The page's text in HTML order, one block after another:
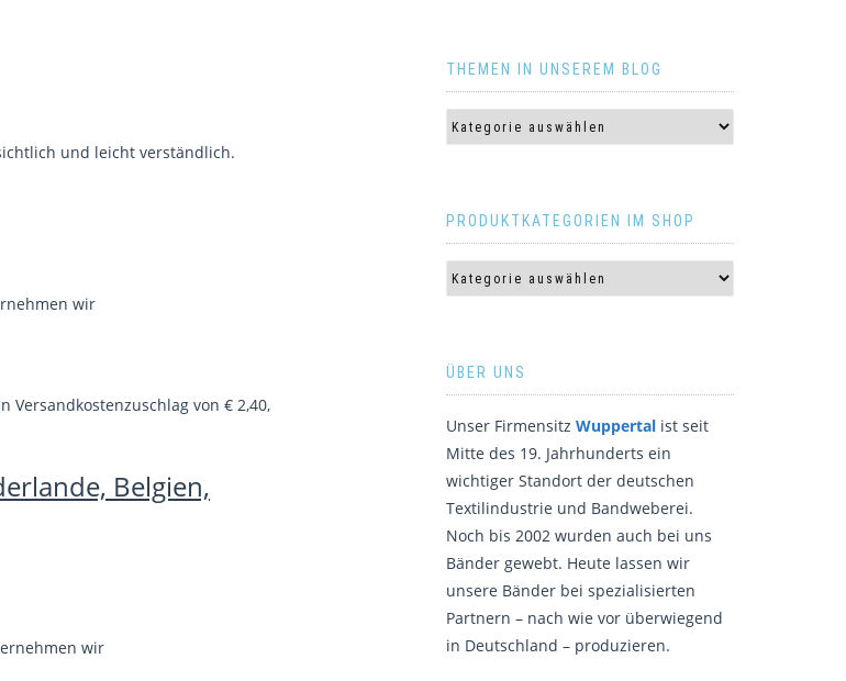
und leicht verständlich.
wir
Versandkostenzuschlag von € 2,40,
Belgien,
wir
THEMEN IN UNSEREM BLOG
PRODUKTKATEGORIEN IM SHOP
ÜBER UNS
Unser Firmensitz Wuppertalist seit
Mitte des 19. Jahrhunderts ein
wichtiger Standort der deutschen
Textilindustrie und Bandweberei.
Noch bis 2002 wurden auch bei uns
Bänder gewebt. Heute lassen wir
unsere Bänder bei spezialisierten
Partnern – nach wie vor überwiegend
in Deutschland – produzieren.